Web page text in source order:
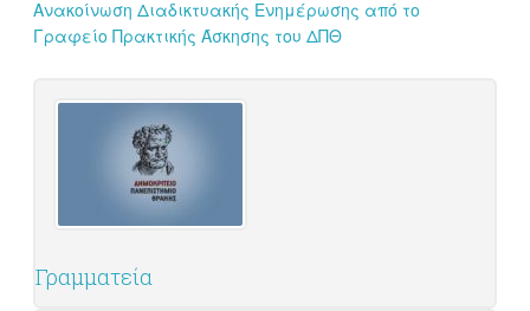
Ανακοίνωση Διαδικτυακής Ενημέρωσης από το
Γραφείο Πρακτικής Άσκησης του ΔΠΘ
Γραμματεία